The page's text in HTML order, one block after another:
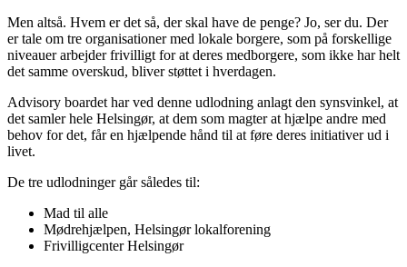
Men altså. Hvem er det så, der skal have de penge? Jo, ser du. Der
er tale om tre organisationer med lokale borgere, som på forskellige
niveauer arbejder frivilligt for at deres medborgere, som ikke har helt
det samme overskud, bliver støttet i hverdagen.
Advisory boardet har ved denne udlodning anlagt den synsvinkel, at
det samler hele Helsingør, at dem som magter at hjælpe andre med
behov for det, får en hjælpende hånd til at føre deres initiativer ud i
livet.
De tre udlodninger går således til:
Mad til alle
Mødrehjælpen, Helsingør lokalforening
Frivilligcenter Helsingør